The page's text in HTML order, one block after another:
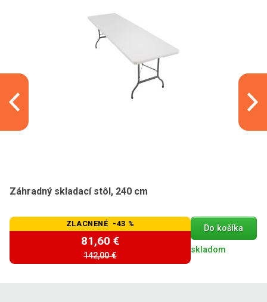
Záhradný skladací stôl, 240 cm
ZLACNENÉ -43 %
81,60 €
142,00 €
Do košíka
skladom